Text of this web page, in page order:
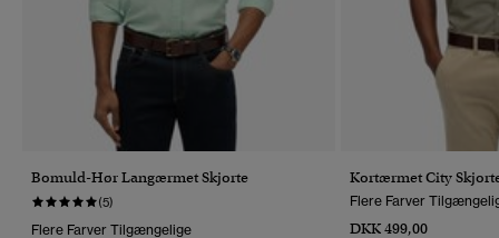
Bomuld-Hør Langærmet Skjorte
(5)
Flere Farver Tilgængelige
Kortærmet City
Flere Farver
DKK 499,00